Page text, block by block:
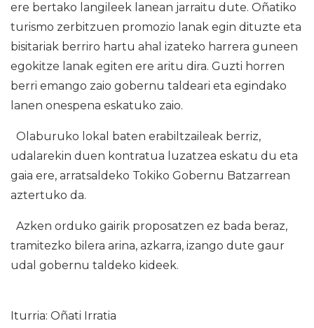
ere bertako langileek lanean jarraitu dute. Oñatiko
turismo zerbitzuen promozio lanak egin dituzte eta
bisitariak berriro hartu ahal izateko harrera guneen
egokitze lanak egiten ere aritu dira. Guzti horren
berri emango zaio gobernu taldeari eta egindako
lanen onespena eskatuko zaio.
Olaburuko lokal baten erabiltzaileak berriz,
udalarekin duen kontratua luzatzea eskatu du eta
gaia ere, arratsaldeko Tokiko Gobernu Batzarrean
aztertuko da.
Azken orduko gairik proposatzen ez bada beraz,
tramitezko bilera arina, azkarra, izango dute gaur
udal gobernu taldeko kideek.
Iturria: Oñati Irratia